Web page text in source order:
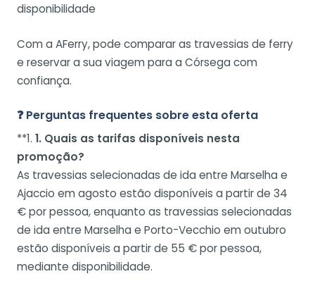
disponibilidade
Com a AFerry, pode comparar as travessias de ferry
e reservar a sua viagem para a Córsega com
confiança.
❓ Perguntas frequentes sobre esta oferta
**1. 1. Quais as tarifas disponíveis nesta
promoção?
As travessias selecionadas de ida entre Marselha e
Ajaccio em agosto estão disponíveis a partir de 34
€ por pessoa, enquanto as travessias selecionadas
de ida entre Marselha e Porto-Vecchio em outubro
estão disponíveis a partir de 55 € por pessoa,
mediante disponibilidade.